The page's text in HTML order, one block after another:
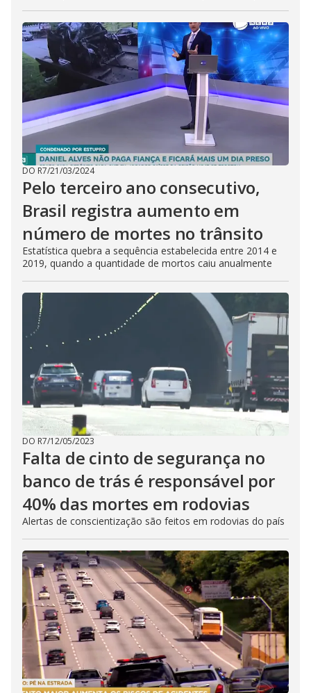
DO R7/21/03/2024
Pelo terceiro ano consecutivo,
Brasil registra aumento em
número de mortes no trânsito
Estatística quebra a sequência estabelecida entre 2014 e
2019, quando a quantidade de mortos caiu anualmente
DO R7/12/05/2023
Falta de cinto de segurança no
banco de trás é responsável por
40% das mortes em rodovias
Alertas de conscientização são feitos em rodovias do país